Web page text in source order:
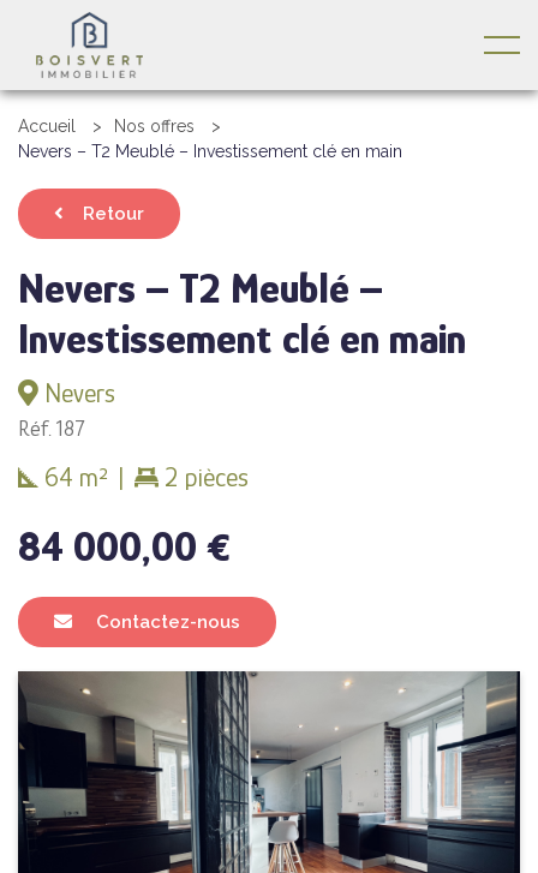
Accueil
Nos offres
Nevers – T2 Meublé – Investissement clé en main
Retour
Nevers – T2 Meublé –
Investissement clé en main
Nevers
Réf. 187
64 m² | 2 pièces
84 000,00 €
Contactez-nous